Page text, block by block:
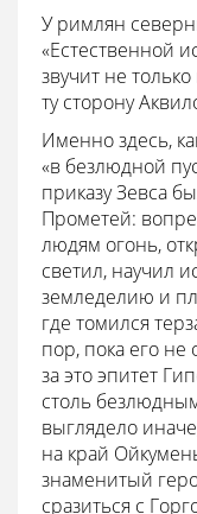
У римлян
«Естественной
звучит не
ту сторону
Именно здесь,
«в безлюдной
приказу Зевса
Прометей:
людям огонь,
светил, научил
земледелию и
где томился
пор, пока его
за это эпитет
столь
выглядело
на край
знаменитый
сразиться с